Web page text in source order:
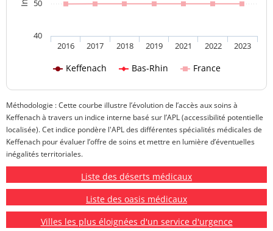
Keffenach Bas-Rhin France
2016 2017 2018 2019 2021 2022 2023
40
50
Méthodologie : Cette courbe illustre l’évolution de l’accès aux soins à
Keffenach à travers un indice interne basé sur l’APL (accessibilité potentielle
localisée). Cet indice pondère l'APL des différentes spécialités médicales de
Keffenach pour évaluer l’offre de soins et mettre en lumière d’éventuelles
inégalités territoriales.
Liste des déserts médicaux
Liste des oasis médicaux
Villes les plus éloignées d'un service d'urgence